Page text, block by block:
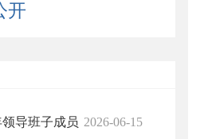
开
导班子成员 2026-06-15